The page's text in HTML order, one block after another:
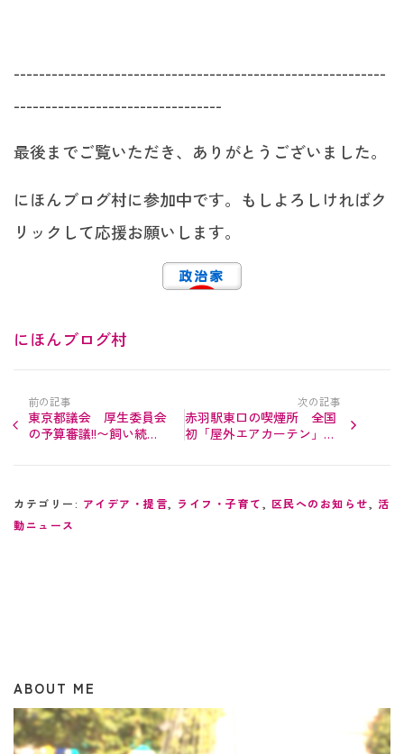
-----------------------------------------------------------
---------------------------------
最後までご覧いただき、ありがとうございました。
にほんブログ村に参加中です。もしよろしければク
リックして応援お願いします。
にほんブログ村
前の記事
東京都議会 厚生委員会
の予算審議!!〜飼い続け
次の記事
赤羽駅東口の喫煙所 全国
初「屋外エアカーテン」付
カテゴリー: アイデア・提言, ライフ・子育て , 区民へのお知らせ, 活
動ニュース
ABOUT ME